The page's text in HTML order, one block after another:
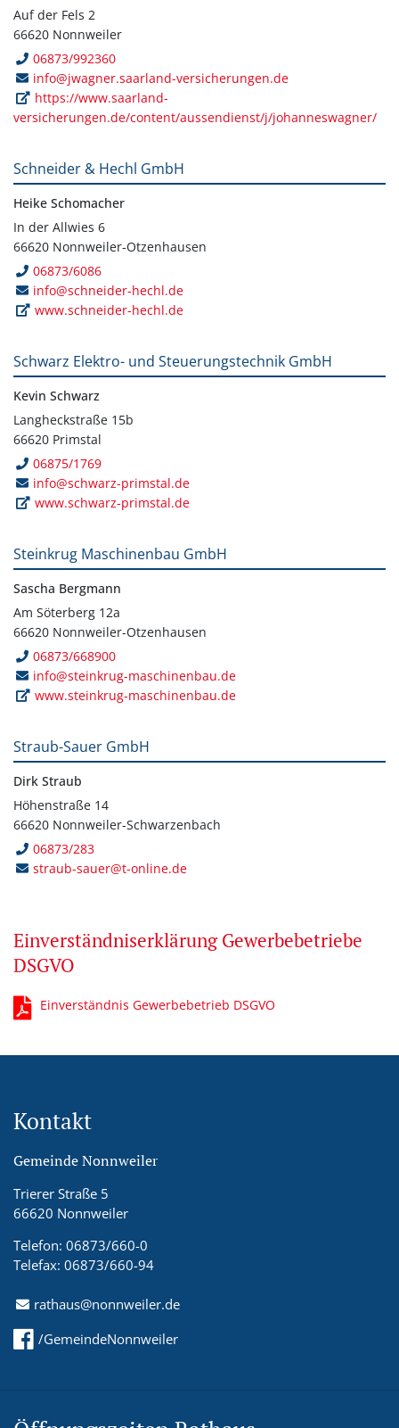
Auf der Fels 2
66620 Nonnweiler
06873/992360
info@jwagner.saarland-versicherungen.de
https://www.saarland-
versicherungen.de/content/aussendienst/j/johanneswagner/
Schneider & Hechl GmbH
Heike Schomacher
In der Allwies 6
66620 Nonnweiler-Otzenhausen
06873/6086
info@schneider-hechl.de
www.schneider-hechl.de
Schwarz Elektro- und Steuerungstechnik GmbH
Kevin Schwarz
Langheckstraße 15b
66620 Primstal
06875/1769
info@schwarz-primstal.de
www.schwarz-primstal.de
Steinkrug Maschinenbau GmbH
Sascha Bergmann
Am Söterberg 12a
66620 Nonnweiler-Otzenhausen
06873/668900
info@steinkrug-maschinenbau.de
www.steinkrug-maschinenbau.de
Straub-Sauer GmbH
Dirk Straub
Höhenstraße 14
66620 Nonnweiler-Schwarzenbach
06873/283
straub-sauer@t-online.de
Einverständniserklärung Gewerbebetriebe
DSGVO
Einverständnis Gewerbebetrieb DSGVO
Kontakt
Gemeinde Nonnweiler
Trierer Straße 5
66620 Nonnweiler
Telefon: 06873/660-0
Telefax: 06873/660-94
rathaus@nonnweiler.de
/GemeindeNonnweiler